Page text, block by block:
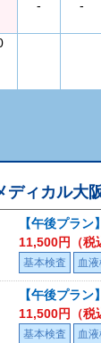
-
-
ディカル大
【午後プラ
11,500円（税
基本検査 血
【午後プラ
11,500円（税
基本検査 血